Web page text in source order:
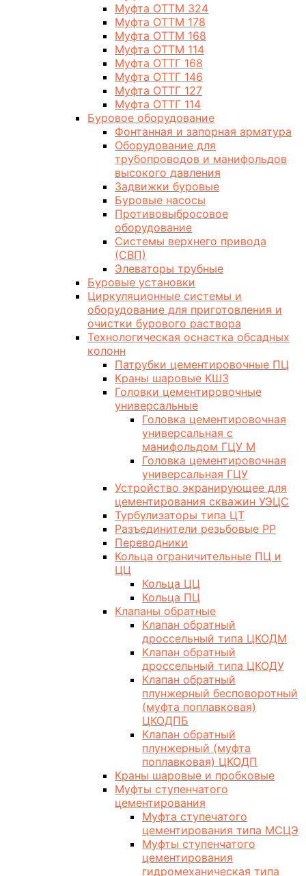
Муфта ОТТМ 324
Муфта ОТТМ 178
Муфта ОТТМ 168
Муфта ОТТМ 114
Муфта ОТТГ 168
Муфта ОТТГ 146
Муфта ОТТГ 127
Муфта ОТТГ 114
Буровое оборудование
Фонтанная и запорная арматура
Оборудование для
трубопроводов и манифольдов
высокого давления
Задвижки буровые
Буровые насосы
Противовыбросовое
оборудование
Системы верхнего привода
(СВП)
Элеваторы трубные
Буровые установки
Циркуляционные системы и
оборудование для приготовления и
очистки бурового раствора
Технологическая оснастка обсадных
колонн
Патрубки цементировочные ПЦ
Краны шаровые КШЗ
Головки цементировочные
универсальные
Головка цементировочная
универсальная с
манифольдом ГЦУ М
Головка цементировочная
универсальная ГЦУ
Устройство экранирующее для
цементирования скважин УЭЦС
Турбулизаторы типа ЦТ
Разъединители резьбовые РР
Переводники
Кольца ограничительные ПЦ и
ЦЦ
Кольца ЦЦ
Кольца ПЦ
Клапаны обратные
Клапан обратный
дроссельный типа ЦКОДМ
Клапан обратный
дроссельный типа ЦКОДУ
Клапан обратный
плунжерный бесповоротный
(муфта поплавковая)
ЦКОДПБ
Клапан обратный
плунжерный (муфта
поплавковая) ЦКОДП
Краны шаровые и пробковые
Муфты ступенчатого
цементирования
Муфта ступечатого
цементирования типа МСЦЭ
Муфты ступенчатого
цементирования
гидромеханическая типа